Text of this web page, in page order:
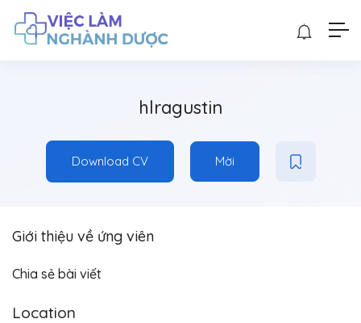
hlragustin
Download CV Mời
Giới thiệu về ứng viên
Chia sẻ bài viết
Location